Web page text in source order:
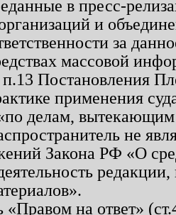
в пресс-
и
за
массовой
п.13 Постановления
применения
делам, вытекающим
не
Закона РФ «О
«Правом на ответ»